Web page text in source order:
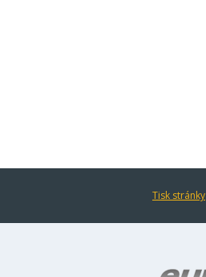
Tisk stránky